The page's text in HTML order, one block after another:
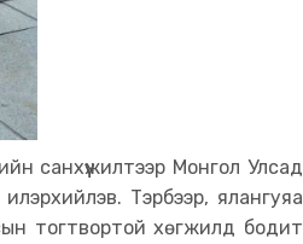
санхүүжилтээр Монгол Улсад
Тэрбээр, ялангуяа
тогтвортой хөгжилд бодит